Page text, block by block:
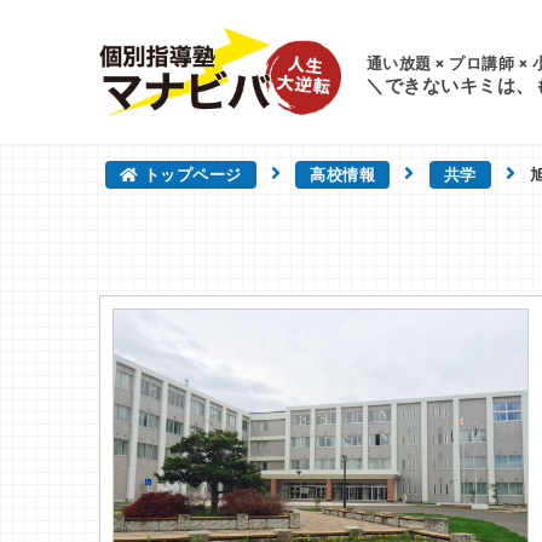
通い放題 × プロ講師 ×
＼できないキミは、
トップページ 高校情報 共学